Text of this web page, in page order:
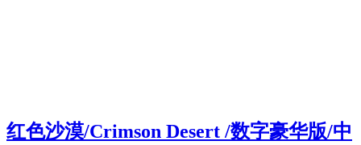
红色沙漠/Crimson Desert /数字豪华版/中